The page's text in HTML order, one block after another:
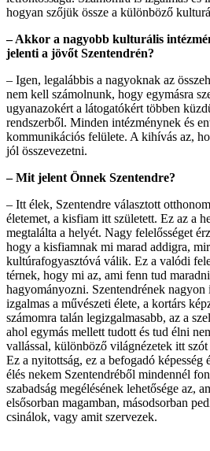
hogyan szőjük össze a különböző
– Akkor a nagyobb kulturális
jelenti a jövőt Szentendrén?
– Igen, legalábbis a nagyoknak az
nem kell számolnunk, hogy egymásra
ugyanazokért a látogatókért többen
rendszerből. Minden intézménynek és
kommunikációs felülete. A kihívás az,
jól összevezetni.
– Mit jelent Önnek Szentendre?
– Itt élek, Szentendre választott
életemet, a kisfiam itt született. Ez az a
megtalálta a helyét. Nagy felelősséget
hogy a kisfiamnak mi marad addigra,
kultúrafogyasztóvá válik. Ez a valódi
térnek, hogy mi az, ami fenn tud
hagyományozni. Szentendrének nagyon
izgalmas a művészeti élete, a kortárs
számomra talán legizgalmasabb, az a
ahol egymás mellett tudott és tud élni
vallással, különböző világnézetek itt
Ez a nyitottság, ez a befogadó képesség
élés nekem Szentendréből mindennél
szabadság megélésének lehetősége az,
elsősorban magamban, másodsorban
csinálok, vagy amit szervezek.